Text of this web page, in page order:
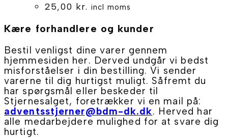
25,00 kr. incl moms
Kære forhandlere og kunder
Bestil venligst dine varer gennem
hjemmesiden her. Derved undgår vi bedst
misforståelser i din bestilling. Vi sender
varerne til dig hurtigst muligt. Såfremt du
har spørgsmål eller beskeder til
Stjernesalget, foretrækker vi en mail på:
adventsstjerner@bdm-dk.dk. Herved har
alle medarbejdere mulighed for at svare dig
hurtigt.